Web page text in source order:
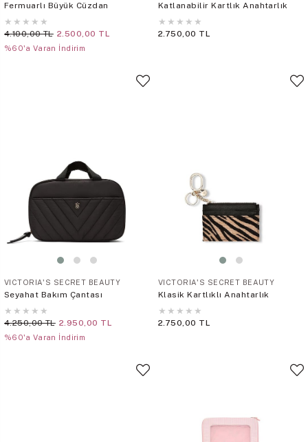
Fermuarlı Büyük Cüzdan
★ ★ ★ ★ ★
4.100,00 TL 2.500,00 TL
%60'a Varan İndirim
Katlanabilir Kartlık Anahtarlık
★ ★ ★ ★ ★
2.750,00 TL
VICTORIA'S SECRET BEAUTY
Seyahat Bakım Çantası
★ ★ ★ ★ ★
4.250,00 TL 2.950,00 TL
%60'a Varan İndirim
VICTORIA'S SECRET BEAUTY
Klasik Kartlıklı Anahtarlık
★ ★ ★ ★ ★
2.750,00 TL